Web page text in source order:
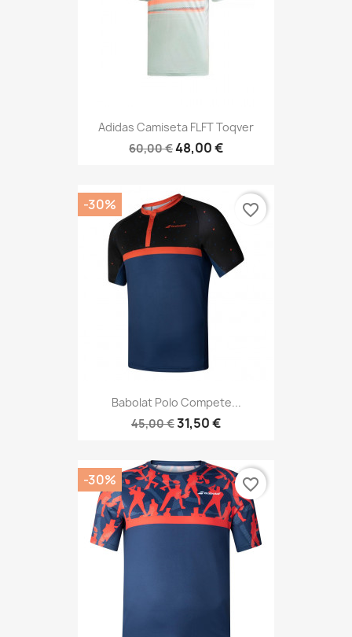
Adidas Camiseta FLFT Toqver
60,00 €48,00 €
Babolat Polo Compete...
45,00 €31,50 €
-30% favorite_border
-30% favorite_border